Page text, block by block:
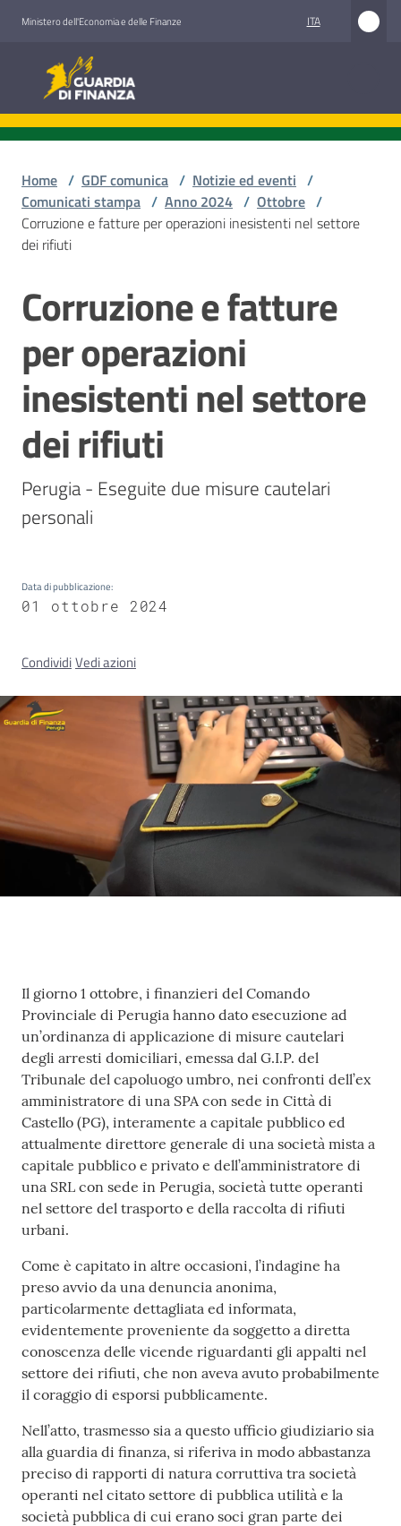
Ministero dell'Economia e delle Finanze ITA
Guardia di Finanza
Guardia di Finanza
siamo
Cosa
Comunicazione
e
media
Concorsi
Istituti
Home / GDF comunica / Notizie ed eventi /
Comunicati stampa / Anno 2024 / Ottobre /
Corruzione e fatture per operazioni inesistenti nel settore
dei rifiuti
Salta al contenuto
Corruzione e fatture
per operazioni
inesistenti nel settore
dei rifiuti
Perugia - Eseguite due misure cautelari
personali
Data di pubblicazione:
01 ottobre 2024
CondividiVedi azioni
Contenuto
Il giorno 1 ottobre, i finanzieri del Comando
Provinciale di Perugia hanno dato esecuzione ad
un’ordinanza di applicazione di misure cautelari
degli arresti domiciliari, emessa dal G.I.P. del
Tribunale del capoluogo umbro, nei confronti dell’ex
amministratore di una SPA con sede in Città di
Castello (PG), interamente a capitale pubblico ed
attualmente direttore generale di una società mista a
capitale pubblico e privato e dell’amministratore di
una SRL con sede in Perugia, società tutte operanti
nel settore del trasporto e della raccolta di rifiuti
urbani.
Come è capitato in altre occasioni, l’indagine ha
preso avvio da una denuncia anonima,
particolarmente dettagliata ed informata,
evidentemente proveniente da soggetto a diretta
conoscenza delle vicende riguardanti gli appalti nel
settore dei rifiuti, che non aveva avuto probabilmente
il coraggio di esporsi pubblicamente.
Nell’atto, trasmesso sia a questo ufficio giudiziario sia
alla guardia di finanza, si riferiva in modo abbastanza
preciso di rapporti di natura corruttiva tra società
operanti nel citato settore di pubblica utilità e la
società pubblica di cui erano soci gran parte dei